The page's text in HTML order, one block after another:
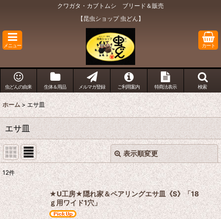
クワガタ・カブトムシ ブリード＆販売
【昆虫ショップ 虫どん】
メニュー カート
虫どんの由来 生体＆用品 メルマガ登録 ご利用案内 特商法表示 検索
ホーム > エサ皿
エサ皿
表示順変更
表示数:
在庫あり
閉じる
12件
★U工房★隠れ家＆ペアリングエサ皿《S》「18
ｇ用ワイド1穴」